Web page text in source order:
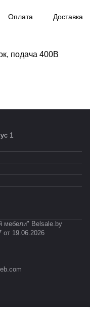
Оплата Доставка
подача 400В
1
мебели" Belsale.by
от 19.06.2026